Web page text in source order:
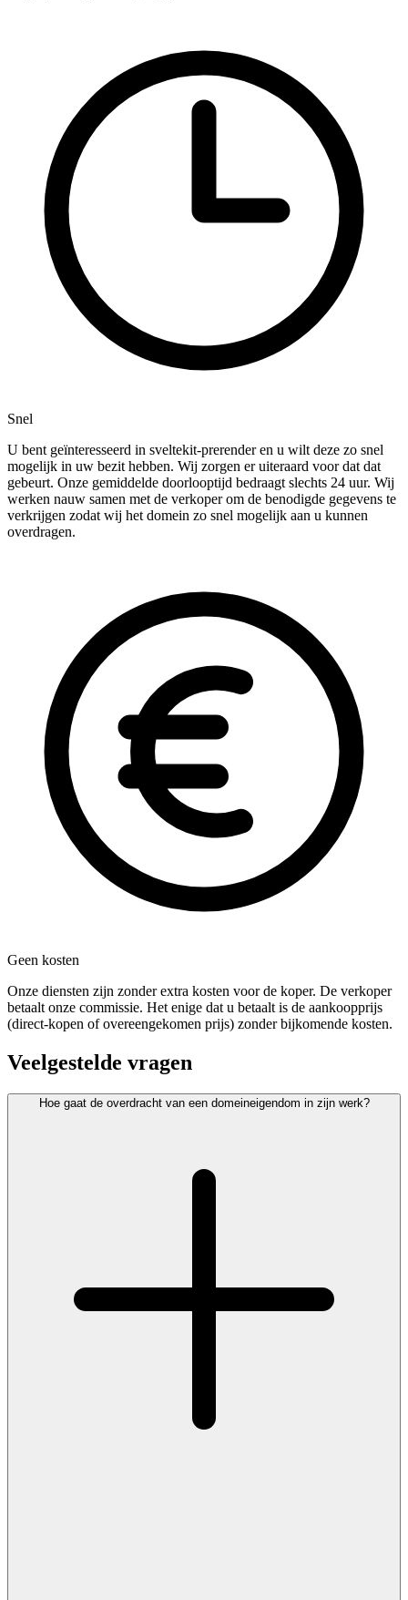
Snel
U bent geïnteresseerd in sveltekit-prerender en u wilt deze zo snel
mogelijk in uw bezit hebben. Wij zorgen er uiteraard voor dat dat
gebeurt. Onze gemiddelde doorlooptijd bedraagt slechts 24 uur. Wij
werken nauw samen met de verkoper om de benodigde gegevens te
verkrijgen zodat wij het domein zo snel mogelijk aan u kunnen
overdragen.
Geen kosten
Onze diensten zijn zonder extra kosten voor de koper. De verkoper
betaalt onze commissie. Het enige dat u betaalt is de aankoopprijs
(direct-kopen of overeengekomen prijs) zonder bijkomende kosten.
Veelgestelde vragen
Hoe gaat de overdracht van een domeineigendom in zijn werk?